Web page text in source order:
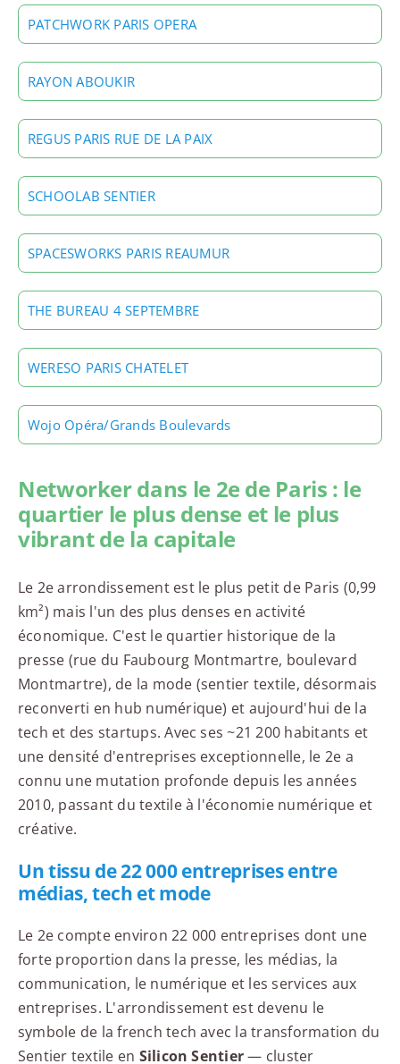
PATCHWORK PARIS OPERA
RAYON ABOUKIR
REGUS PARIS RUE DE LA PAIX
SCHOOLAB SENTIER
SPACESWORKS PARIS REAUMUR
THE BUREAU 4 SEPTEMBRE
WERESO PARIS CHATELET
Wojo Opéra/Grands Boulevards
Networker dans le 2e de Paris : le
quartier le plus dense et le plus
vibrant de la capitale
Le 2e arrondissement est le plus petit de Paris (0,99
km²) mais l'un des plus denses en activité
économique. C'est le quartier historique de la
presse (rue du Faubourg Montmartre, boulevard
Montmartre), de la mode (sentier textile, désormais
reconverti en hub numérique) et aujourd'hui de la
tech et des startups. Avec ses ~21 200 habitants et
une densité d'entreprises exceptionnelle, le 2e a
connu une mutation profonde depuis les années
2010, passant du textile à l'économie numérique et
créative.
Un tissu de 22 000 entreprises entre
médias, tech et mode
Le 2e compte environ 22 000 entreprises dont une
forte proportion dans la presse, les médias, la
communication, le numérique et les services aux
entreprises. L'arrondissement est devenu le
symbole de la french tech avec la transformation du
Sentier textile en Silicon Sentier— cluster